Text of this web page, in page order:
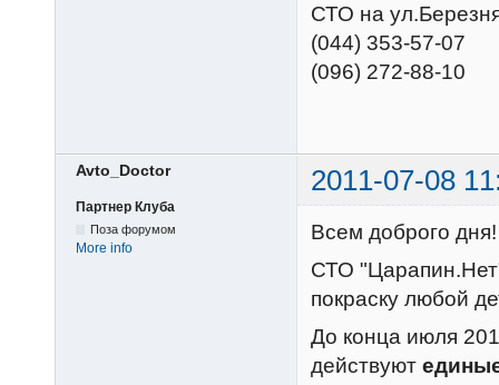
СТО на
(044) 353-57-07
(096) 272-88-10
Avto_Doctor 2011-07-08
Партнер Клуба
Поза форумом
More info
Всем доброго дня!
СТО
покраску любой
До конца июля
действуют